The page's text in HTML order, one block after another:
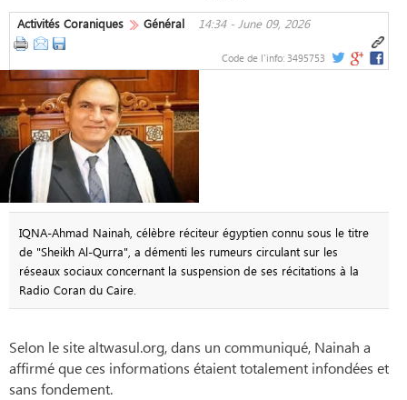
Activités Coraniques Général 14:34 - June 09, 2026
Code de l'info: 3495753
IQNA-Ahmad Nainah, célèbre réciteur égyptien connu sous le titre
de "Sheikh Al-Qurra", a démenti les rumeurs circulant sur les
réseaux sociaux concernant la suspension de ses récitations à la
Radio Coran du Caire.
Selon le site altwasul.org, dans un communiqué, Nainah a
affirmé que ces informations étaient totalement infondées et
sans fondement.